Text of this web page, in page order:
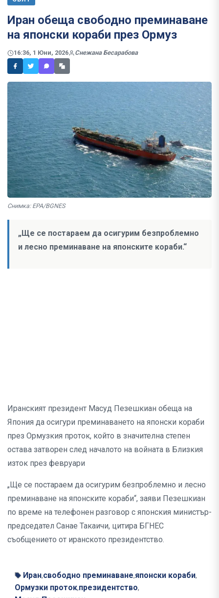
Иран обеща свободно преминаване
на японски кораби през Ормуз
16:36, 1 Юни, 2026 Снежана Бесарабова
Снимка: EPA/BGNES
„Ще се постараем да осигурим безпроблемно
и лесно преминаване на японските кораби.“
Иранският президент Масуд Пезешкиан обеща на
Япония да осигури преминаването на японски кораби
през Ормузкия проток, който в значителна степен
остава затворен след началото на войната в Близкия
изток през февруари
„Ще се постараем да осигурим безпроблемно и лесно
преминаване на японските кораби“, заяви Пезешкиан
по време на телефонен разговор с японския министър-
председател Санае Такаичи, цитира БГНЕС
съобщението от иранското президентство.
Иран,свободно преминаване,японски кораби,
Ормузки проток,президентство,